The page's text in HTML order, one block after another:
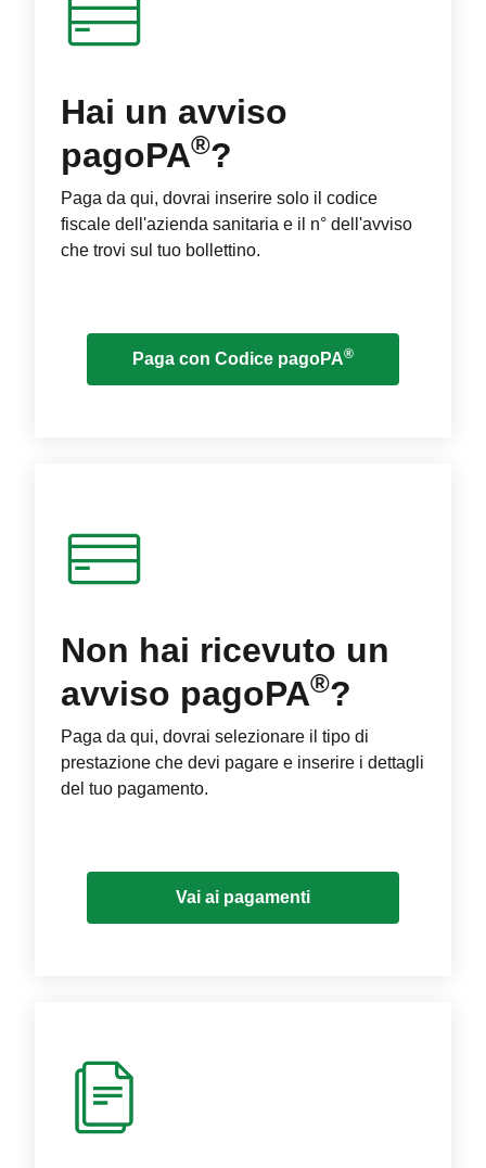
Hai un avviso
pagoPA®?
Paga da qui, dovrai inserire solo il codice
fiscale dell'azienda sanitaria e il n° dell'avviso
che trovi sul tuo bollettino.
Paga con Codice pagoPA®
Non hai ricevuto un
avviso pagoPA®?
Paga da qui, dovrai selezionare il tipo di
prestazione che devi pagare e inserire i dettagli
del tuo pagamento.
Vai ai pagamenti